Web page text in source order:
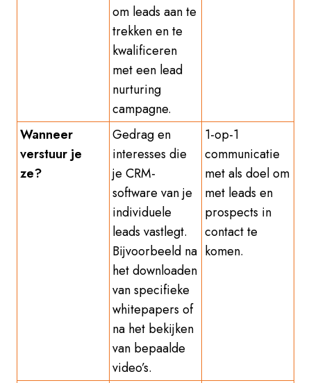
om leads aan te
trekken en te
kwalificeren
met een lead
nurturing
campagne.
Wanneer
verstuur je
ze?
Gedrag en
interesses die
je CRM-
software van je
individuele
leads vastlegt.
Bijvoorbeeld na
het downloaden
van specifieke
whitepapers of
na het bekijken
van bepaalde
video’s.
1-op-1
communicatie
met als doel om
met leads en
prospects in
contact te
komen.